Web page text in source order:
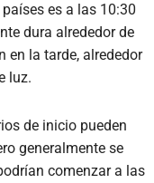
es a las 10:30
dura alrededor de
en la tarde, alrededor
luz.
de inicio pueden
generalmente se
comenzar a las